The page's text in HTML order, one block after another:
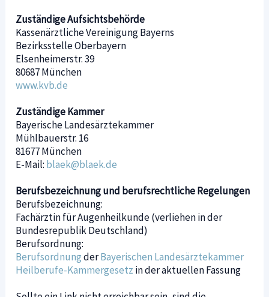
Zuständige Aufsichtsbehörde
Kassenärztliche Vereinigung Bayerns
Bezirksstelle Oberbayern
Elsenheimerstr. 39
80687 München
www.kvb.de
Zuständige Kammer
Bayerische Landesärztekammer
Mühlbauerstr. 16
81677 München
E-Mail: blaek@blaek.de
Berufsbezeichnung und berufsrechtliche Regelungen
Berufsbezeichnung:
Fachärztin für Augenheilkunde (verliehen in der
Bundesrepublik Deutschland)
Berufsordnung:
BerufsordnungderBayerischen Landesärztekammer
Heilberufe-Kammergesetz in der aktuellen Fassung